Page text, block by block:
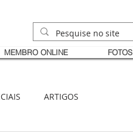
MEMBRO ONLINE FOTOS
ARTIGOS